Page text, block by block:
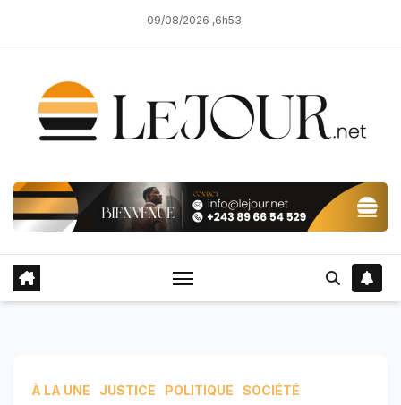
09/08/2026 ,6h53
À LA UNE JUSTICE POLITIQUE SOCIÉTÉ